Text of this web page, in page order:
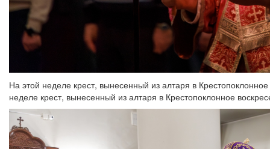
На этой неделе крест, вынесенный из алтаря в
неделе крест, вынесенный из алтаря в Крестопоклонное